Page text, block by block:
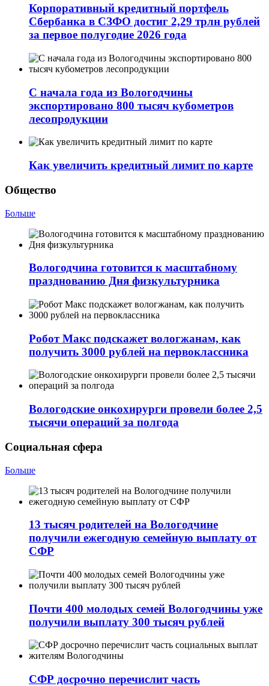
Корпоративный кредитный портфель
Сбербанка в СЗФО достиг 2,29 трлн рублей
за первое полугодие 2026 года
С начала года из Вологодчины
экспортировано 800 тысяч кубометров
лесопродукции
Как увеличить кредитный лимит по карте
Общество
Больше
Вологодчина готовится к масштабному
празднованию Дня физкультурника
Робот Макс подскажет вологжанам, как
получить 3000 рублей на первоклассника
Вологодские онкохирурги провели более 2,5
тыcячи операций за полгода
Социальная сфера
Больше
13 тысяч родителей на Вологодчине
получили ежегодную семейную выплату от
СФР
Почти 400 молодых семей Вологодчины уже
получили выплату 300 тысяч рублей
СФР досрочно перечислит часть